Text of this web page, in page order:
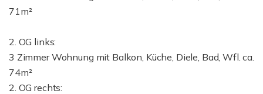
71m²
2. OG links:
3 Zimmer Wohnung mit Balkon, Küche, Diele, Bad, Wfl. ca.
74m²
2. OG rechts: